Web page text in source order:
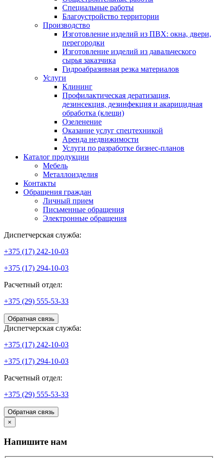
Специальные работы
Благоустройство территории
Производство
Изготовление изделий из ПВХ: окна, двери,
перегородки
Изготовление изделий из давальческого
сырья заказчика
Гидроабразивная резка материалов
Услуги
Клининг
Профилактическая дератизация,
дезинсекция, дезинфекция и акарицидная
обработка (клещи)
Озеленение
Оказание услуг спецтехникой
Аренда недвижимости
Услуги по разработке бизнес-планов
Каталог продукции
Мебель
Металлоизделия
Контакты
Обращения граждан
Личный прием
Письменные обращения
Электронные обращения
Диспетчерская служба:
+375 (17) 242-10-03
+375 (17) 294-10-03
Расчетный отдел:
+375 (29) 555-53-33
Обратная связь
Диспетчерская служба:
+375 (17) 242-10-03
+375 (17) 294-10-03
Расчетный отдел:
+375 (29) 555-53-33
Обратная связь
×
Напишите нам